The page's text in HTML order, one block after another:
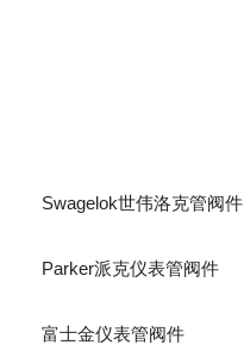
Swagelok世伟洛克管阀件
Parker派克仪表管阀件
富士金仪表管阀件